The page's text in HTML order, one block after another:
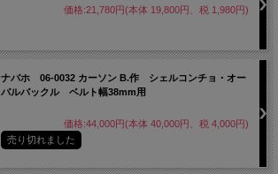
価格:21,780円(本体 19,800円、税 1,980円)
ナバホ 06-0032 カーソン B.作 シェルコンチョ・オー
バルバックル ベルト幅38mm用
価格:44,000円(本体 40,000円、税 4,000円)
売り切れました